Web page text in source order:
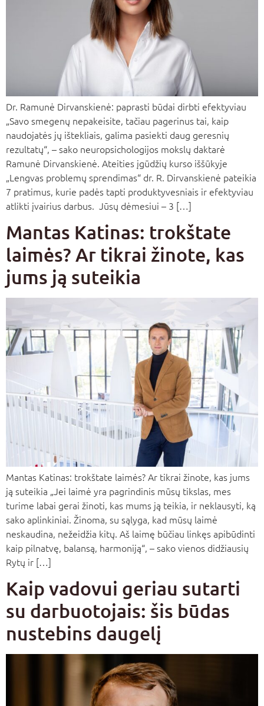
Dr. Ramunė Dirvanskienė: paprasti būdai dirbti efektyviau
„Savo smegenų nepakeisite, tačiau pagerinus tai, kaip
naudojatės jų ištekliais, galima pasiekti daug geresnių
rezultatų“, – sako neuropsichologijos mokslų daktarė
Ramunė Dirvanskienė. Ateities įgūdžių kurso iššūkyje
„Lengvas problemų sprendimas“ dr. R. Dirvanskienė pateikia
7 pratimus, kurie padės tapti produktyvesniais ir efektyviau
atlikti įvairius darbus. Jūsų dėmesiui – 3 […]
Mantas Katinas: trokštate
laimės? Ar tikrai žinote, kas
jums ją suteikia
Mantas Katinas: trokštate laimės? Ar tikrai žinote, kas jums
ją suteikia „Jei laimė yra pagrindinis mūsų tikslas, mes
turime labai gerai žinoti, kas mums ją teikia, ir neklausyti, ką
sako aplinkiniai. Žinoma, su sąlyga, kad mūsų laimė
neskaudina, nežeidžia kitų. Aš laimę būčiau linkęs apibūdinti
kaip pilnatvę, balansą, harmoniją“, – sako vienos didžiausių
Rytų ir […]
Kaip vadovui geriau sutarti
su darbuotojais: šis būdas
nustebins daugelį